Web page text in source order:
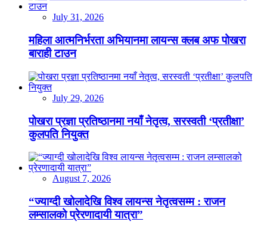
July 31, 2026
महिला आत्मनिर्भरता अभियानमा लायन्स क्लब अफ पोखरा
बाराही टाउन
July 29, 2026
पोखरा प्रज्ञा प्रतिष्ठानमा नयाँ नेतृत्व, सरस्वती ‘प्रतीक्षा’
कुलपति नियुक्त
August 7, 2026
“ज्याग्दी खोलादेखि विश्व लायन्स नेतृत्वसम्म : राजन
लम्सालको प्रेरणादायी यात्रा”